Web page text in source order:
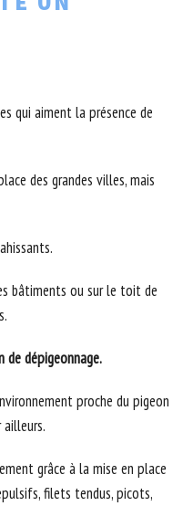
qui aiment la présence de
des grandes villes, mais
bâtiments ou sur le toit de
dépigeonnage.
proche du pigeon
ailleurs.
grâce à la mise en place
filets tendus, picots,